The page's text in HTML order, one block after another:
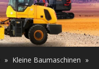
Türk dili
ไทย
Italiano
Português
Español
» Kleine Baumaschinen »